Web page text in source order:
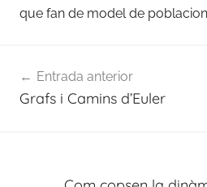
que fan de model de
d'entrades
Entrada anterior
Grafs i Camins d’Euler